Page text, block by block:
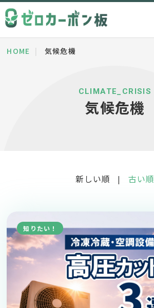
HOME 気候危機
CLIMATE_CRISIS
気候危機
新しい順 | 古い順
知りたい！